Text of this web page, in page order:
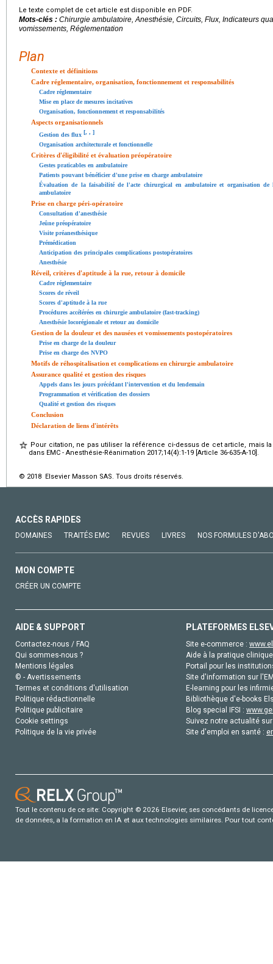
Le texte complet de cet article est disponible en PDF.
Mots-clés : Chirurgie ambulatoire, Anesthésie, Circuits, Flux, Indicateurs
vomissements, Réglementation
Plan
Contexte et définitions
Cadre réglementaire, organisation, fonctionnement et responsabilités
Cadre réglementaire
Mise en place de mesures incitatives
Organisation, fonctionnement et responsabilités
Aspects organisationnels
Gestion des flux [, , ]
Organisation architecturale et fonctionnelle
Critères d'éligibilité et évaluation préopératoire
Gestes praticables en ambulatoire
Patients pouvant bénéficier d'une prise en charge ambulatoire
Évaluation de la faisabilité de l'acte chirurgical en ambulatoire et organisation de
ambulatoire
Prise en charge péri-opératoire
Consultation d'anesthésie
Jeûne préopératoire
Visite préanesthésique
Prémédication
Anticipation des principales complications postopératoires
Anesthésie
Réveil, critères d'aptitude à la rue, retour à domicile
Cadre réglementaire
Scores de réveil
Scores d'aptitude à la rue
Procédures accélérées en chirurgie ambulatoire (fast-tracking)
Anesthésie locorégionale et retour au domicile
Gestion de la douleur et des nausées et vomissements postopératoires
Prise en charge de la douleur
Prise en charge des NVPO
Motifs de réhospitalisation et complications en chirurgie ambulatoire
Assurance qualité et gestion des risques
Appels dans les jours précédant l'intervention et du lendemain
Programmation et vérification des dossiers
Qualité et gestion des risques
Conclusion
Déclaration de liens d'intérêts
Pour citation, ne pas utiliser la référence ci-dessus de cet article, mais
dans EMC - Anesthésie-Réanimation 2017;14(4):1-19 [Article 36-635-A-10].
© 2018 Elsevier Masson SAS. Tous droits réservés.
ACCÈS RAPIDES
DOMAINES TRAITÉS EMC REVUES LIVRES NOS FORMULES
MON COMPTE
CRÉER UN COMPTE
AIDE & SUPPORT
Contactez-nous / FAQ
Qui sommes-nous ?
Mentions légales
© - Avertissements
Termes et conditions d'utilisation
Politique rédactionnelle
Politique publicitaire
Cookie settings
Politique de la vie privée
PLATEFORMES
Site e-commerce :
Aide à la pratique
Portail pour les
Site d'information sur
E-learning pour les
Bibliothèque d'e-books
Blog special IFSI :
Suivez notre actualité
Site d'emploi en santé :
Tout le contenu de ce site: Copyright © 2026 Elsevier, ses concédants de
de données, a la formation en IA et aux technologies similaires. Pour tout